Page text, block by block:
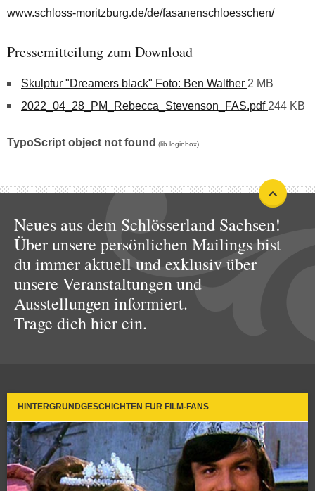
www.schloss-moritzburg.de/de/fasanenschloesschen/
Pressemitteilung zum Download
Skulptur "Dreamers black" Foto: Ben Walther 2 MB
2022_04_28_PM_Rebecca_Stevenson_FAS.pdf 244 KB
TypoScript object not found (lib.loginbox)
Neues aus dem Schlösserland Sachsen!
Über unsere persönlichen Mailings bist
du immer aktuell und exklusiv über
unsere Veranstaltungen und
Ausstellungen informiert.
Trage dich hier ein.
HINTERGRUNDGESCHICHTEN FÜR FILM-FANS